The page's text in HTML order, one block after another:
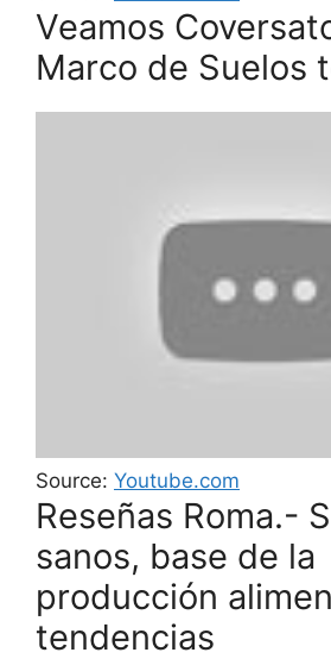
Veamos
Marco de Suelos
Source: Youtube.com
Reseñas Roma.-
sanos, base de la
producción
tendencias